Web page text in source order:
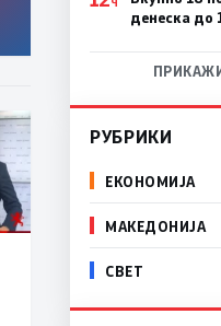
денеска до
РУБРИКИ
ЕКОНОМИЈА
МАКЕДОНИЈА
СВЕТ